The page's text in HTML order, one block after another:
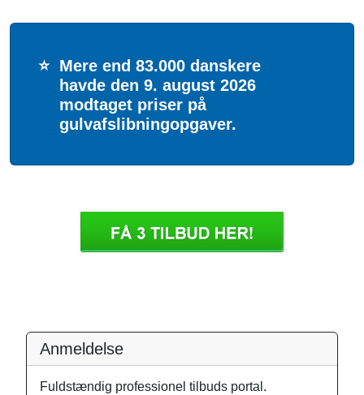
⭐ Mere end 83.000 danskere
havde den 9. august 2026
modtaget priser på
gulvafslibningopgaver.
Anmeldelse
Fuldstændig professionel tilbuds portal.